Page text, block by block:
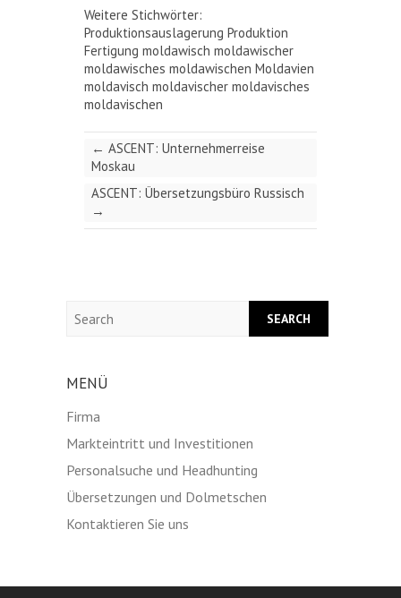
Weitere Stichwörter:
Produktionsauslagerung Produktion
Fertigung moldawisch moldawischer
moldawisches moldawischen Moldavien
moldavisch moldavischer moldavisches
moldavischen
← ASCENT: Unternehmerreise
Moskau
ASCENT: Übersetzungsbüro Russisch
→
MENÜ
Firma
Markteintritt und Investitionen
Personalsuche und Headhunting
Übersetzungen und Dolmetschen
Kontaktieren Sie uns